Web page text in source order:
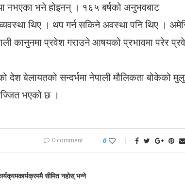
नभएका भने होइनन् । १६५ बर्षको अनुभवबाट
थिए । थप गर्न सकिने अवस्था पनि थिए ।
कानुनमा प्रवेश गराउने आषयको प्रभावमा परेर
देश बेलायतको सन्दर्भमा नेपाली मौलिकता बोकेको
भएको छ ।
0 comment 0
सीमित नहोस् भन्ने